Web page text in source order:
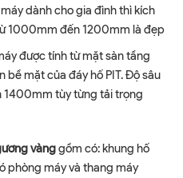
dành cho gia đình thì kích
1000mm đến 1200mm là đẹp
được tính từ mặt sàn tầng
mặt của đáy hố PIT. Độ sâu
tùy từng tải trọng
vànggồm có: khung hố
phòng máy và thang máy